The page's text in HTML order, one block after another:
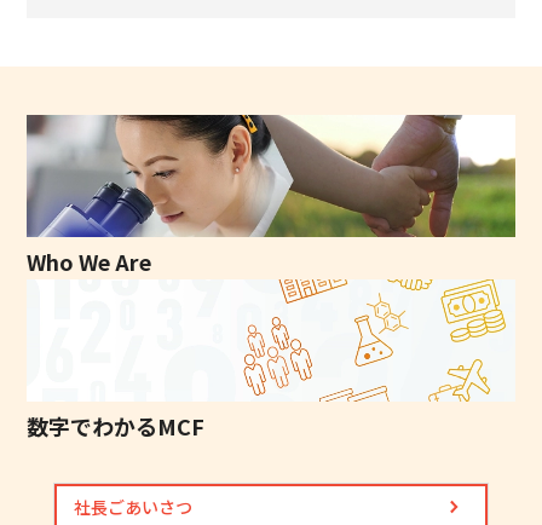
Who We Are
数字でわかるMCF
社長ごあいさつ